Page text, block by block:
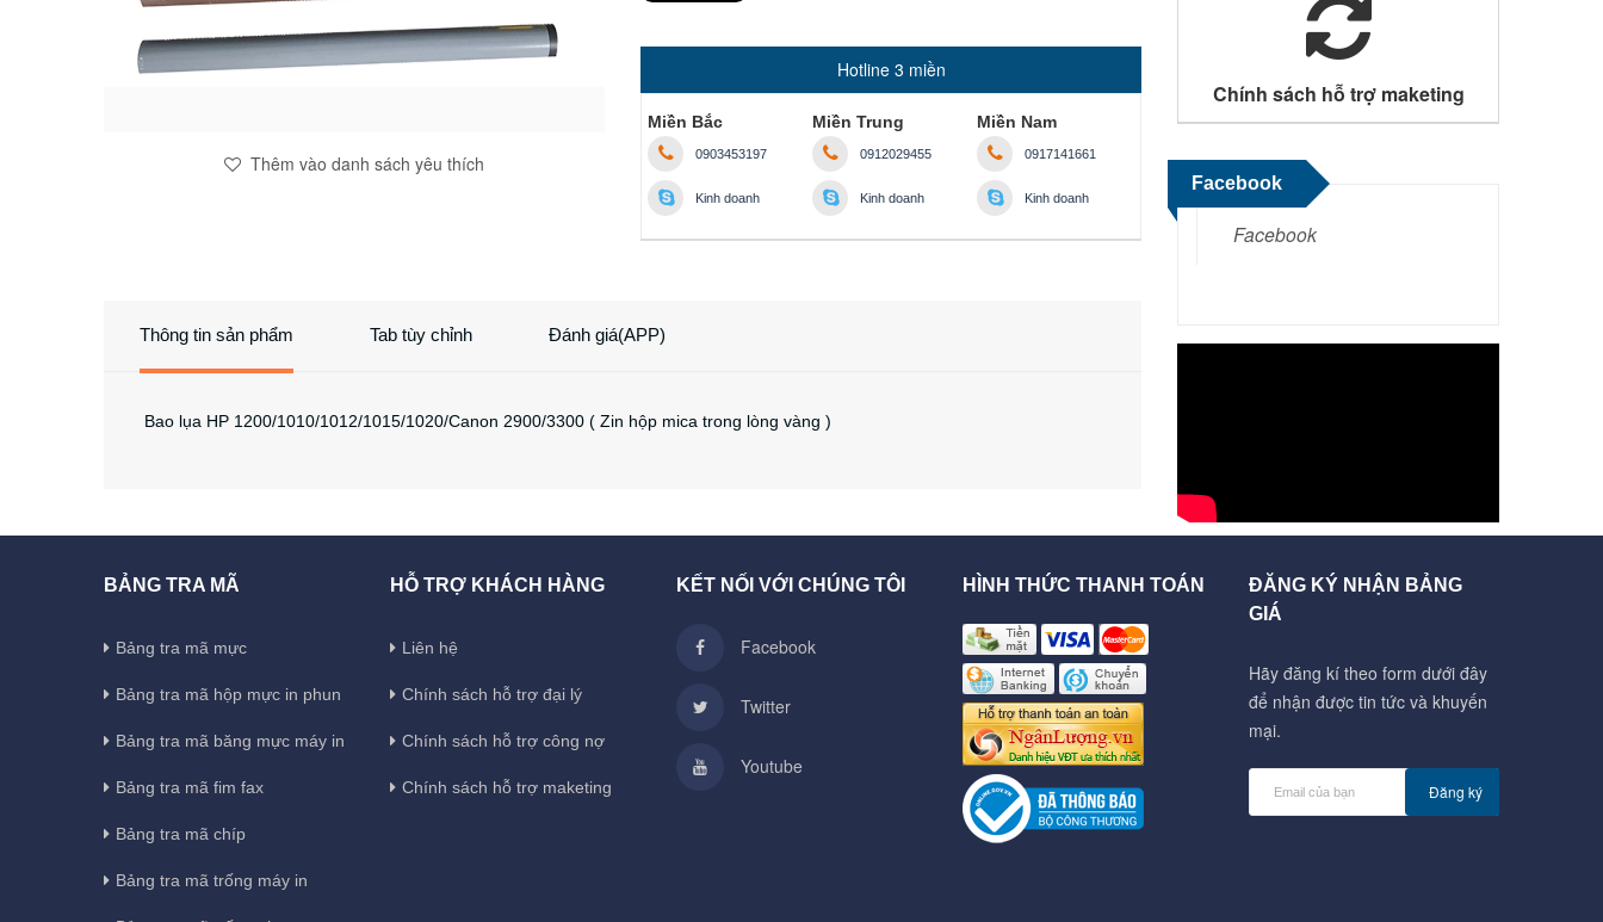
Thêm vào danh sách yêu thích
Hotline 3 miền
Miền Bắc
0903453197
Kinh doanh
Miền Trung
0912029455
Kinh doanh
Miền Nam
0917141661
Kinh doanh
Thông tin sản phẩm Tab tùy chỉnh Đánh giá(APP)
Bao lụa HP 1200/1010/1012/1015/1020/Canon 2900/3300 ( Zin hộp mica trong lòng vàng )
Chính sách hỗ trợ maketing
Facebook
Facebook
BẢNG TRA MÃ
Bảng tra mã mực
Bảng tra mã hộp mực in phun
Bảng tra mã băng mực máy in
Bảng tra mã fim fax
Bảng tra mã chíp
Bảng tra mã trống máy in
HỖ TRỢ KHÁCH HÀNG
Liên hệ
Chính sách hỗ trợ đại lý
Chính sách hỗ trợ công nợ
Chính sách hỗ trợ maketing
KẾT NỐI VỚI CHÚNG TÔI
Facebook
Twitter
Youtube
HÌNH THỨC THANH TOÁN
ĐĂNG KÝ NHẬN BẢNG
GIÁ
Hãy đăng kí theo form dưới đây
để nhận được tin tức và khuyến
mại.
Đăng ký